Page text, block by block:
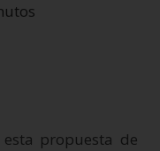
propuesta de